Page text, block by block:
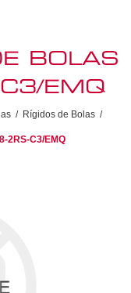
BOLAS
EMQ
/ Rígidos de Bolas /
2RS-C3/EMQ